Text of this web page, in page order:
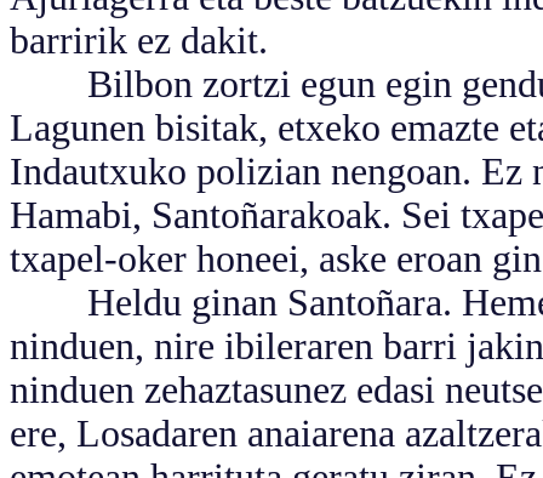
barririk ez dakit.
Bilbon zortzi egun egin
Lagunen bisitak, etxeko emazte
Indautxuko polizian nengoan. Ez
Hamabi, Santoñarakoak. Sei
txapel-oker honeei, aske eroan
Heldu ginan Santoñara.
ninduen, nire ibileraren barri
ninduen zehaztasunez edasi
ere, Losadaren anaiarena